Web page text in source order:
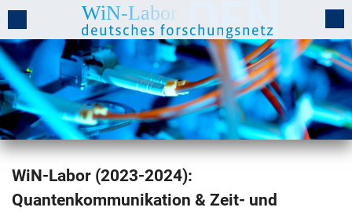
WiN-Labor abgeschlossene
WiN-Labor (2023-2024):
Quantenkommunikation & Zeit- und